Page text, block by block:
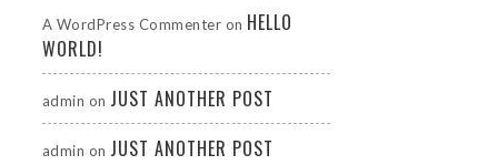
A WordPress Commenter on HELLO
WORLD!
admin on JUST ANOTHER POST
admin on JUST ANOTHER POST